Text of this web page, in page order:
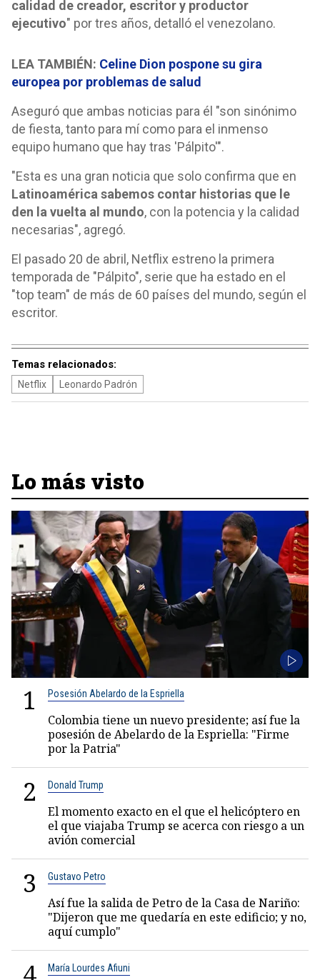
calidad de creador, escritor y productor
ejecutivo" por tres años, detalló el venezolano.
LEA TAMBIÉN: Celine Dion pospone su gira
europea por problemas de salud
Aseguró que ambas noticias para él "son sinónimo
de fiesta, tanto para mí como para el inmenso
equipo humano que hay tras 'Pálpito'".
"Esta es una gran noticia que solo confirma que en
Latinoamérica sabemos contar historias que le
den la vuelta al mundo, con la potencia y la calidad
necesarias", agregó.
El pasado 20 de abril, Netflix estreno la primera
temporada de "Pálpito", serie que ha estado en el
"top team" de más de 60 países del mundo, según el
escritor.
Temas relacionados:
Netflix Leonardo Padrón
Lo más visto
1 Posesión Abelardo de la Espriella
Colombia tiene un nuevo presidente; así fue la
posesión de Abelardo de la Espriella: "Firme
por la Patria"
2 Donald Trump
El momento exacto en el que el helicóptero en
el que viajaba Trump se acerca con riesgo a un
avión comercial
3 Gustavo Petro
Así fue la salida de Petro de la Casa de Nariño:
"Dijeron que me quedaría en este edificio; y no,
aquí cumplo"
María Lourdes Afiuni